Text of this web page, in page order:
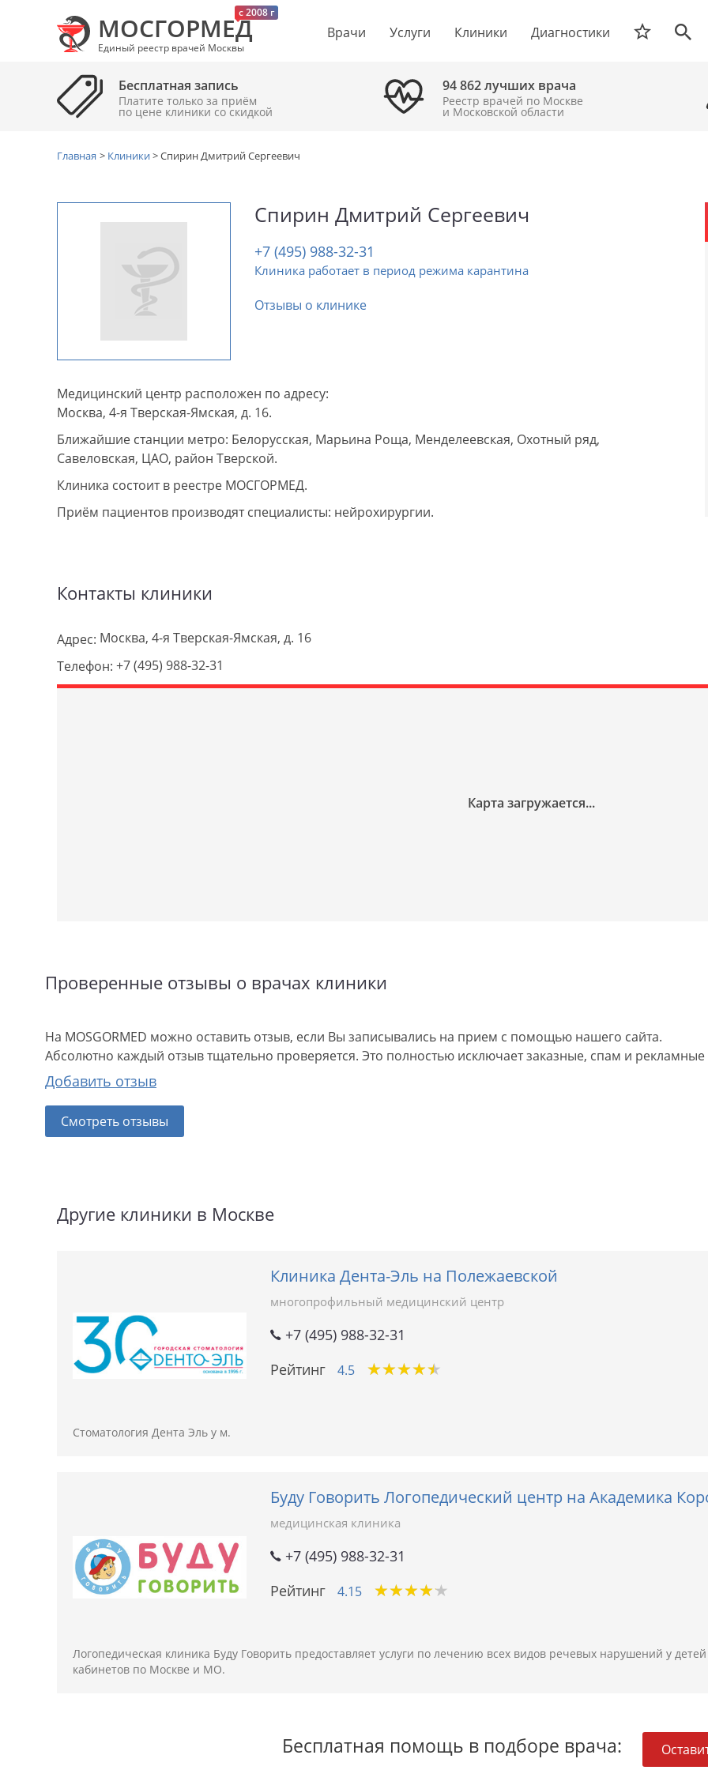
c 2008 г
МОСГОРМЕД
Единый реестр врачей Москвы
Врачи Услуги Клиники Диагностики
Бесплатная запись
Платите только за приём
по цене клиники cо скидкой
94 862 лучших врача
Реестр врачей по Москве
и Московской области
Главная > Клиники>Спирин Дмитрий Сергеевич
Спирин Дмитрий Сергеевич
+7 (495) 988-32-31
Клиника работает в период режима карантина
Отзывы о клинике
Медицинский центр расположен по адресу:
Москва, 4-я Тверская-Ямская, д. 16.
Ближайшие станции метро: Белорусская, Марьина Роща, Менделеевская, Охотный ряд,
Савеловская, ЦАО, район Тверской.
Клиника состоит в реестре МОСГОРМЕД.
Приём пациентов производят специалисты: нейрохирургии.
Контакты клиники
Адрес: Москва, 4-я Тверская-Ямская, д. 16
Телефон: +7 (495) 988-32-31
Проверенные отзывы о врачах клиники
На MOSGORMED можно оставить отзыв, если Вы записывались на прием с помощью нашего сайта.
Абсолютно каждый отзыв тщательно проверяется. Это полностью исключает заказные, спам и
Добавить отзыв
Смотреть отзывы
Другие клиники в Москве
Клиника Дента-Эль на Полежаевской
многопрофильный медицинский центр
+7 (495) 988-32-31
Рейтинг
4.5 ★★★★★
★★★★★
Стоматология Дента Эль у м.
Буду Говорить Логопедический центр на Академика
медицинская клиника
+7 (495) 988-32-31
Рейтинг
4.15 ★★★★★
★★★★★
Логопедическая клиника Буду Говорить предоставляет услуги по лечению всех видов речевых нарушений у
кабинетов по Москве и МО.
Бесплатная помощь в подборе врача: